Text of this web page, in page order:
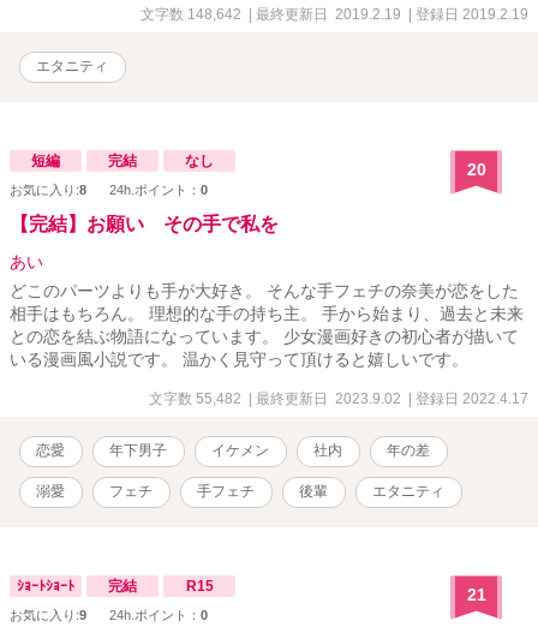
文字数 148,642 | 最終更新日 2019.2.19 | 登録日 2019.2.19
エタニティ
短編 完結 なし
お気に入り:8 24h.ポイント： 0
20
【完結】お願い その手で私を
あい
どこのパーツよりも手が大好き。 そんな手フェチの奈美が恋をした
相手はもちろん。 理想的な手の持ち主。 手から始まり、過去と未来
との恋を結ぶ物語になっています。 少女漫画好きの初心者が描いて
いる漫画風小説です。 温かく見守って頂けると嬉しいです。
文字数 55,482 | 最終更新日 2023.9.02 | 登録日 2022.4.17
恋愛 年下男子 イケメン 社内 年の差
溺愛 フェチ 手フェチ 後輩 エタニティ
ｼｮｰﾄｼｮｰﾄ 完結 R15
お気に入り:9 24h.ポイント： 0
21